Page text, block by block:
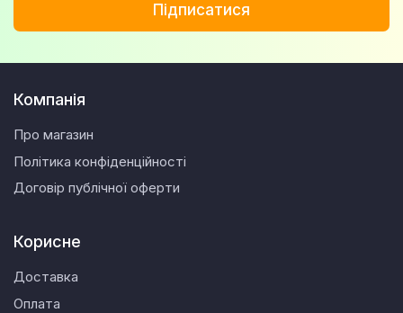
Підписатися
Компанія
Про магазин
Політика конфіденційності
Договір публічної оферти
Корисне
Доставка
Оплата